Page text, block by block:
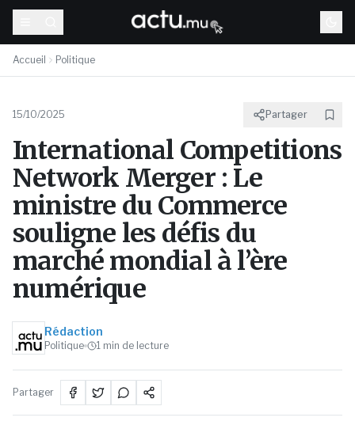
Accueil Politique
15/10/2025 Partager
International Competitions
Network Merger : Le
ministre du Commerce
souligne les défis du
marché mondial à l’ère
numérique
Rédaction
Politique 1 min de lecture
Partager